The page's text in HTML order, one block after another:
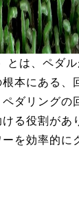
とは、ペダ
本にある、
ダリングの
る役割があ
を効率的に